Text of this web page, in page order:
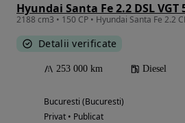
Detalii verificate
253 000 km Diesel
Bucuresti (Bucuresti)
Privat • Publicat